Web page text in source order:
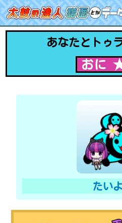
あなたとトゥ
おに
たい